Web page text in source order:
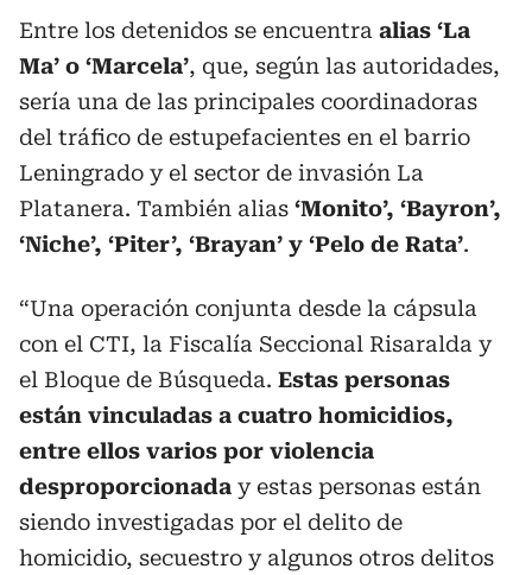
Entre los detenidos se encuentra alias ‘La
Ma’ o ‘Marcela’, que, según las autoridades,
sería una de las principales coordinadoras
del tráfico de estupefacientes en el barrio
Leningrado y el sector de invasión La
Platanera. También alias ‘Monito’, ‘Bayron’,
‘Niche’, ‘Piter’, ‘Brayan’ y ‘Pelo de Rata’.
“Una operación conjunta desde la cápsula
con el CTI, la Fiscalía Seccional Risaralda y
el Bloque de Búsqueda. Estas personas
están vinculadas a cuatro homicidios,
entre ellos varios por violencia
desproporcionada y estas personas están
siendo investigadas por el delito de
homicidio, secuestro y algunos otros delitos